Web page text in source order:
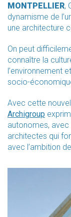
MONTPELLIER,
dynamisme de
une architecture
On peut
connaître la
l’environnement
socio-
Avec cette
Archigroup
autonomes,
architectes qui
avec l’ambition